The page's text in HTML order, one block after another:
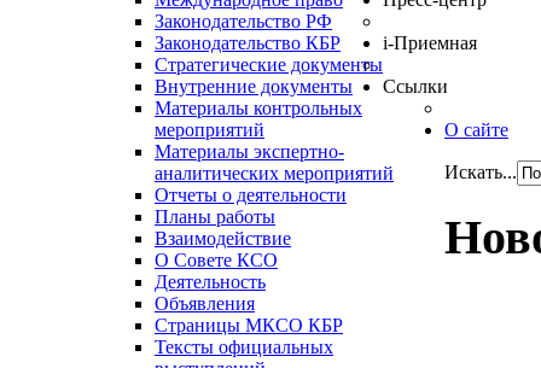
Законодательство РФ
Законодательство КБР
Стратегические документы
Внутренние документы
Материалы контрольных
мероприятий
Материалы экспертно-
аналитических мероприятий
Отчеты о деятельности
Планы работы
Взаимодействие
О Совете КСО
Деятельность
Объявления
Страницы МКСО КБР
Тексты официальных
i-Приемная
Ссылки
О сайте
Искать...